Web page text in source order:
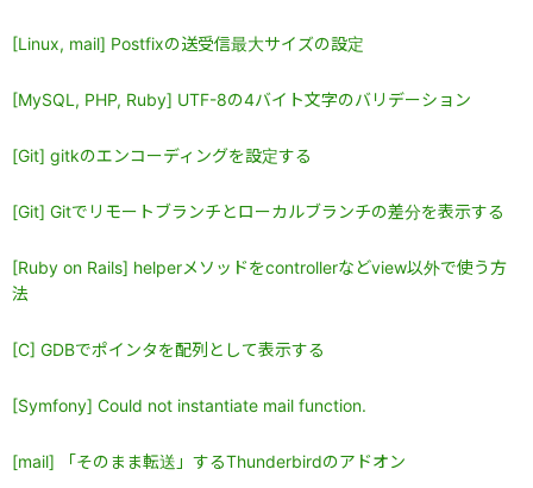
[Linux, mail] Postfixの送受信最大サイズの設定
[MySQL, PHP, Ruby] UTF-8の4バイト文字のバリデーション
[Git] gitkのエンコーディングを設定する
[Git] Gitでリモートブランチとローカルブランチの差分を表示する
[Ruby on Rails] helperメソッドをcontrollerなどview以外で使う方
法
[C] GDBでポインタを配列として表示する
[Symfony] Could not instantiate mail function.
[mail] 「そのまま転送」するThunderbirdのアドオン